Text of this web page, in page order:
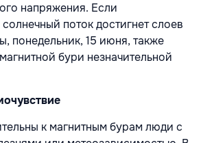
напряжения. Если
поток достигнет слоев
понедельник, 15 июня, также
бури незначительной
к магнитным бурам люди с